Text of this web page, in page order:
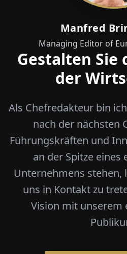
Manfred
Managing Editor of
Gestalten Sie
der
Als Chefredakteur bin
nach der nächsten
Führungskräften und
an der Spitze eines
Unternehmens stehen,
uns in Kontakt zu
Vision mit unserem